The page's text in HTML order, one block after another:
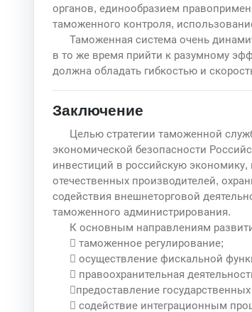
органов, единообразием
таможенного контроля,
Таможенная система очень
в то же время прийти к разумному
должна обладать гибкостью и
Заключение
Целью стратегии таможенной
экономической безопасности
инвестиций в российскую
отечественных производителей,
содействия внешнеторговой
таможенного администрирования.
К основным направлениям
 таможенное регулирование;
 осуществление фискальной
 правоохранительная
предоставление
 содействие интеграционным